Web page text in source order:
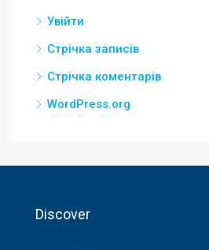
Увійти
Стрічка записів
Стрічка коментарів
WordPress.org
Discover